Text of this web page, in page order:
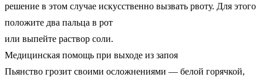
решение в этом случае искусственно вызвать рвоту. Для этого
положите два пальца в рот
или выпейте раствор соли.
Медицинская помощь при выходе из запоя
Пьянство грозит своими осложнениями — белой горячкой,